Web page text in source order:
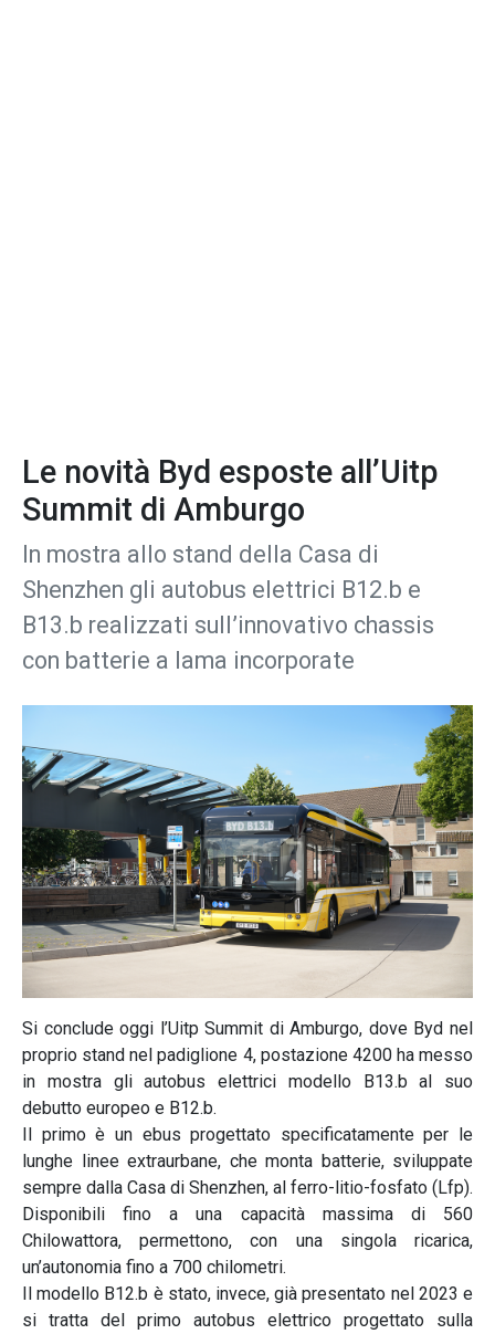
Le novità Byd esposte all’Uitp
Summit di Amburgo
In mostra allo stand della Casa di
Shenzhen gli autobus elettrici B12.b e
B13.b realizzati sull’innovativo chassis
con batterie a lama incorporate
Si conclude oggi l’Uitp Summit di Amburgo, dove Byd nel
proprio stand nel padiglione 4, postazione 4200 ha messo
in mostra gli autobus elettrici modello B13.b al suo
debutto europeo e B12.b.
Il primo è un ebus progettato specificatamente per le
lunghe linee extraurbane, che monta batterie, sviluppate
sempre dalla Casa di Shenzhen, al ferro-litio-fosfato (Lfp).
Disponibili fino a una capacità massima di 560
Chilowattora, permettono, con una singola ricarica,
un’autonomia fino a 700 chilometri.
Il modello B12.b è stato, invece, già presentato nel 2023 e
si tratta del primo autobus elettrico progettato sulla